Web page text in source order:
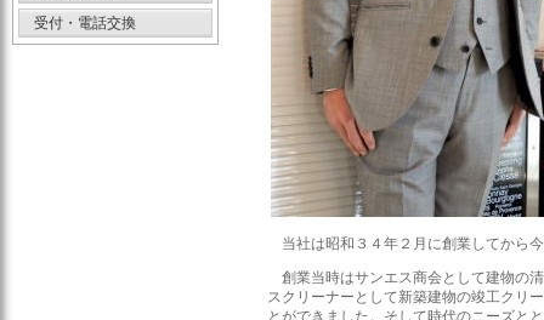
受付・電話交換
当社は昭和３４年２月に創業してから
創業当時はサンエス商会として建物の
スクリーナーとして新築建物の竣工クリ
とができました。そして時代のニーズと